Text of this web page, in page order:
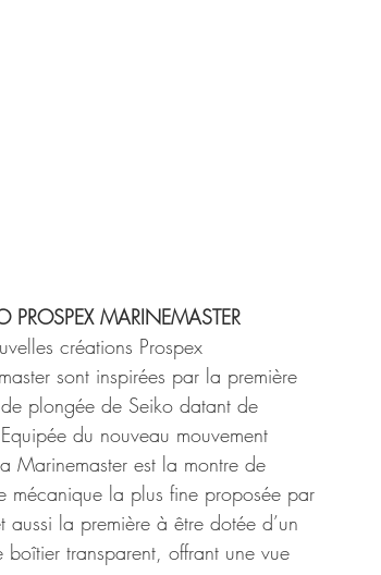
PROSPEX MARINEMASTER
créations Prospex
sont inspirées par la première
plongée de Seiko datant de
du nouveau mouvement
Marinemaster est la montre de
mécanique la plus fine proposée par
aussi la première à être dotée d’un
boîtier transparent, offrant une vue